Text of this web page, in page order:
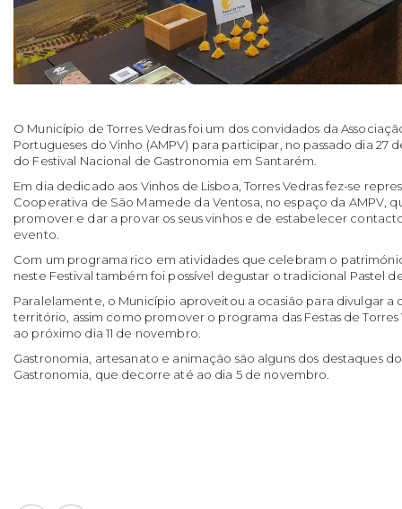
O Município de Torres Vedras foi um dos convidados da
Portugueses do Vinho (AMPV) para participar, no passado dia 27
do Festival Nacional de Gastronomia em Santarém.
Em dia dedicado aos Vinhos de Lisboa, Torres Vedras fez-se
Cooperativa de São Mamede da Ventosa, no espaço da AMPV,
promover e dar a provar os seus vinhos e de estabelecer
evento.
Com um programa rico em atividades que celebram o
neste Festival também foi possível degustar o tradicional Pastel
Paralelamente, o Município aproveitou a ocasião para divulgar a
território, assim como promover o programa das Festas de
ao próximo dia 11 de novembro.
Gastronomia, artesanato e animação são alguns dos destaques
Gastronomia, que decorre até ao dia 5 de novembro.